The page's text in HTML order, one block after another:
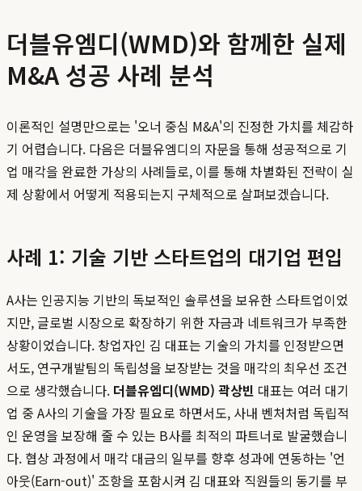
더블유엠디(WMD)와 함께한 실제
M&A 성공 사례 분석
이론적인 설명만으로는 '오너 중심 M&A'의 진정한 가치를 체감하
기 어렵습니다. 다음은 더블유엠디의 자문을 통해 성공적으로 기
업 매각을 완료한 가상의 사례들로, 이를 통해 차별화된 전략이 실
제 상황에서 어떻게 적용되는지 구체적으로 살펴보겠습니다.
사례 1: 기술 기반 스타트업의 대기업 편입
A사는 인공지능 기반의 독보적인 솔루션을 보유한 스타트업이었
지만, 글로벌 시장으로 확장하기 위한 자금과 네트워크가 부족한
상황이었습니다. 창업자인 김 대표는 기술의 가치를 인정받으면
서도, 연구개발팀의 독립성을 보장받는 것을 매각의 최우선 조건
으로 생각했습니다. 더블유엠디(WMD) 곽상빈 대표는 여러 대기
업 중 A사의 기술을 가장 필요로 하면서도, 사내 벤처처럼 독립적
인 운영을 보장해 줄 수 있는 B사를 최적의 파트너로 발굴했습니
다. 협상 과정에서 매각 대금의 일부를 향후 성과에 연동하는 '언
아웃(Earn-out)' 조항을 포함시켜 김 대표와 직원들의 동기를 부